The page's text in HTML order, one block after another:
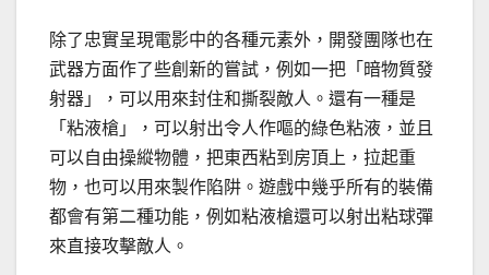
除了忠實呈現電影中的各種元素外，開發團隊也在
武器方面作了些創新的嘗試，例如一把「暗物質發
射器」，可以用來封住和撕裂敵人。還有一種是
「粘液槍」，可以射出令人作嘔的綠色粘液，並且
可以自由操縱物體，把東西粘到房頂上，拉起重
物，也可以用來製作陷阱。遊戲中幾乎所有的裝備
都會有第二種功能，例如粘液槍還可以射出粘球彈
來直接攻擊敵人。